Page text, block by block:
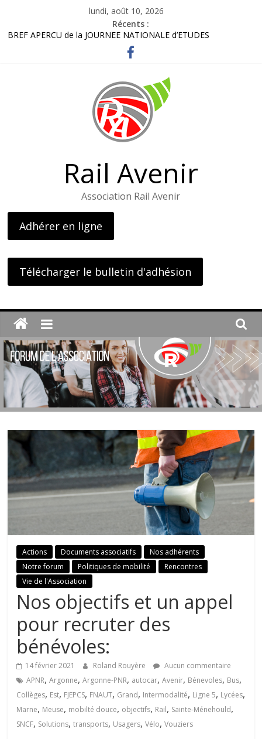
contenu
lundi, août 10, 2026
Récents :
BREF APERCU de la JOURNEE NATIONALE d’ETUDES
Bordereau inscription visite LOHR
Lettre adhérents élus et usagers Octobre 2025
Gares routières : un rapport préconise d’améliorer l’information
L’AG de l’association – le 26 avril 2025
Rail Avenir
Association Rail Avenir
Adhérer en ligne
Télécharger le bulletin d'adhésion
Actions Documents associatifs
Nos adhérents
Notre forum
Politiques de mobilité
Rencontres
Vie de l'Association
Nos objectifs et un appel
pour recruter des
bénévoles:
14 février 2021 Roland Rouyère
Aucun commentaire
APNR,Argonne,Argonne-PNR, autocar,Avenir, Bénevoles, Bus,
Collèges, Est, FJEPCS, FNAUT, Grand, Intermodalité, Ligne 5, Lycées,
Marne, Meuse, mobilté douce, objectifs, Rail, Sainte-Ménehould,
SNCF, Solutions,transports, Usagers,Vélo,Vouziers